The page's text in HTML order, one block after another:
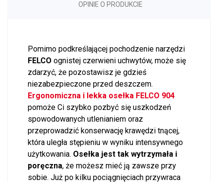
OPINIE O PRODUKCIE
Pomimo podkreślającej pochodzenie narzędzi
FELCO ognistej czerwieni uchwytów, może się
zdarzyć, że pozostawisz je gdzieś
niezabezpieczone przed deszczem.
Ergonomiczna i lekka osełka FELCO 904
pomoże Ci szybko pozbyć się uszkodzeń
spowodowanych utlenianiem oraz
przeprowadzić konserwację krawędzi tnącej,
która uległa stępieniu w wyniku intensywnego
użytkowania. Osełka jest tak wytrzymała i
poręczna, że możesz mieć ją zawsze przy
sobie. Już po kilku pociągnięciach przywraca